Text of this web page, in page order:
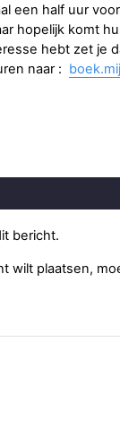
een half uur
hopelijk komt
hebt zet je
naar :
bericht.
wilt plaatsen,